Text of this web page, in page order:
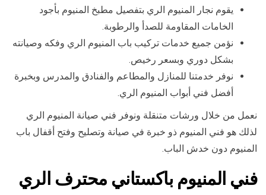
يقوم نجار المنيوم الري بتفصيل مطبخ المنيوم بأجود
الخامات المقاومة للصدأ والرطوبة.
نؤمن جميع خدمات تركيب باب المنيوم الري وفكه وصيانته
بشكل دوري وبسعر رخيص.
نوفر خدمتنا للمنازل والمطاعم والفنادق والمدرس وبخبرة
أفضل فني أبواب المنيوم الري.
نعمل من خلال ورشات متنقلة ونوفر فني صيانة المنيوم الري
لذلك هو فني المنيوم ذو خبرة في صيانة وتصليح وفتح أقفال باب
المنيوم دون خدش الباب.
فني المنيوم باكستاني محترف الري